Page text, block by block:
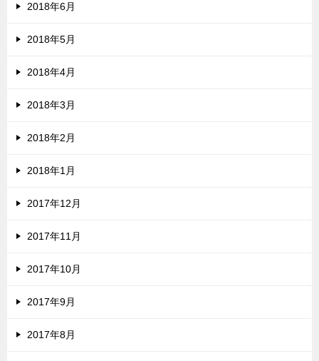
2018年6月
2018年5月
2018年4月
2018年3月
2018年2月
2018年1月
2017年12月
2017年11月
2017年10月
2017年9月
2017年8月